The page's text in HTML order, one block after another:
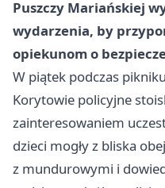
Puszczy Mariańskiej
wydarzenia, by
opiekunom o
W piątek podczas
Korytowie policyjne
zainteresowaniem
dzieci mogły z bliska
z mundurowymi i